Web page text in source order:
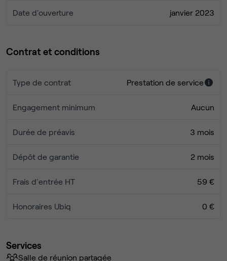
Date d'ouverture janvier 2023
Contrat et conditions
Type de contrat Prestation de service
Engagement minimum Aucun
Durée de préavis 3 mois
Dépôt de garantie 2 mois
Frais d'entrée HT 59 €
Honoraires Ubiq 0 €
Services
Salle de réunion partagée